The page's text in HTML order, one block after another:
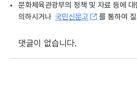
문화체육관광부의 정책 및 자료 등에
의하시거나 국민신문고 를 통하여
댓글이 없습니다.